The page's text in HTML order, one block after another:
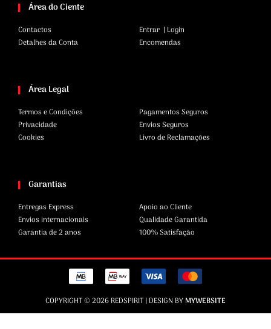
Área do Ciente
Contactos
Detalhes da Conta
Entrar | Login
Encomendas
Área Legal
Termos e Condições
Privacidade
Cookies
Pagamentos Seguros
Envios Seguros
Livro de Reclamações
Garantias
Entregas Express
Envios internacionais
Garantia de 2 anos
Apoio ao Cliente
Qualidade Garantida
100% Satisfação
COPYRIGHT © 2026 REDSPIRIT | DESIGN BY MYWEBSITE